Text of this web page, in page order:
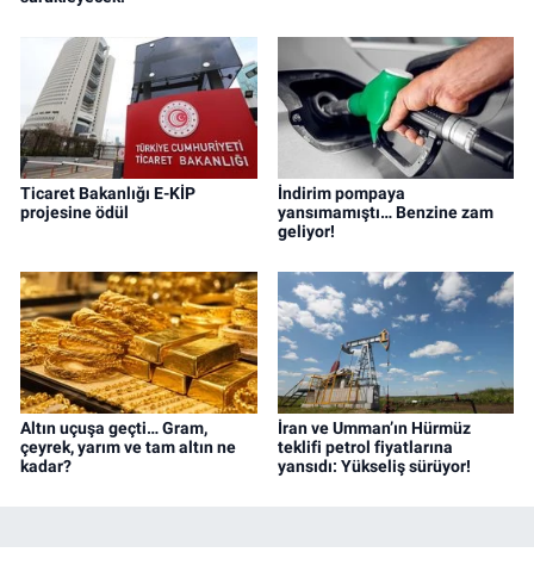
Ticaret Bakanlığı E-KİP
projesine ödül
İndirim pompaya
yansımamıştı… Benzine zam
geliyor!
Altın uçuşa geçti… Gram,
çeyrek, yarım ve tam altın ne
kadar?
İran ve Umman’ın Hürmüz
teklifi petrol fiyatlarına
yansıdı: Yükseliş sürüyor!